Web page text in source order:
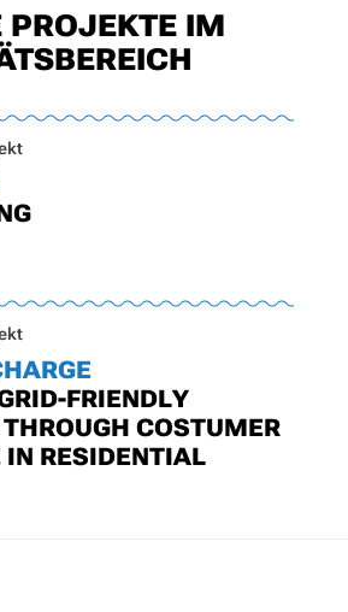
PROJEKTE IM
FRIENDLY
COSTUMER
IN RESIDENTIAL